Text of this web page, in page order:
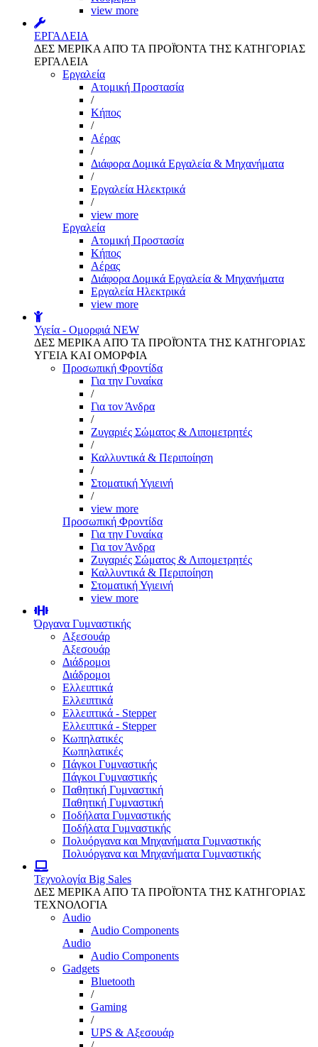
view more
ΕΡΓΑΛΕΙΑ
ΔΕΣ ΜΕΡΙΚΑ ΑΠΌ ΤΑ ΠΡΟΪΌΝΤΑ ΤΗΣ ΚΑΤΗΓΟΡΙΑΣ
ΕΡΓΑΛΕΙΑ
Εργαλεία
Aτομική Προστασία
/
Kήπος
/
Αέρας
/
Διάφορα Δομικά Εργαλεία & Μηχανήματα
/
Εργαλεία Ηλεκτρικά
/
view more
Εργαλεία
Aτομική Προστασία
Kήπος
Αέρας
Διάφορα Δομικά Εργαλεία & Μηχανήματα
Εργαλεία Ηλεκτρικά
view more
Υγεία - Ομορφιά NEW
ΔΕΣ ΜΕΡΙΚΑ ΑΠΌ ΤΑ ΠΡΟΪΌΝΤΑ ΤΗΣ ΚΑΤΗΓΟΡΙΑΣ
ΥΓΕΙΑ ΚΑΙ ΟΜΟΡΦΙΑ
Προσωπική Φροντίδα
Για την Γυναίκα
/
Για τον Άνδρα
/
Ζυγαριές Σώματος & Λιπομετρητές
/
Καλλυντικά & Περιποίηση
/
Στοματική Υγιεινή
/
view more
Προσωπική Φροντίδα
Για την Γυναίκα
Για τον Άνδρα
Ζυγαριές Σώματος & Λιπομετρητές
Καλλυντικά & Περιποίηση
Στοματική Υγιεινή
view more
Όργανα Γυμναστικής
Αξεσουάρ
Αξεσουάρ
Διάδρομοι
Διάδρομοι
Ελλειπτικά
Ελλειπτικά
Ελλειπτικά - Stepper
Ελλειπτικά - Stepper
Κωπηλατικές
Κωπηλατικές
Πάγκοι Γυμναστικής
Πάγκοι Γυμναστικής
Παθητική Γυμναστική
Παθητική Γυμναστική
Ποδήλατα Γυμναστικής
Ποδήλατα Γυμναστικής
Πολυόργανα και Μηχανήματα Γυμναστικής
Πολυόργανα και Μηχανήματα Γυμναστικής
Τεχνολογία Big Sales
ΔΕΣ ΜΕΡΙΚΑ ΑΠΌ ΤΑ ΠΡΟΪΌΝΤΑ ΤΗΣ ΚΑΤΗΓΟΡΙΑΣ
ΤΕΧΝΟΛΟΓΙΑ
Audio
Audio Components
Audio
Audio Components
Gadgets
Bluetooth
/
Gaming
/
UPS & Αξεσουάρ